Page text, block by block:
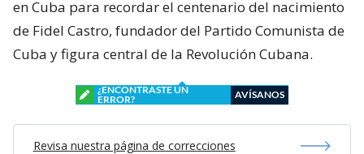
en Cuba para recordar el centenario del nacimiento
de Fidel Castro, fundador del Partido Comunista de
Cuba y figura central de la Revolución Cubana.
¿ENCONTRASTE UN
ERROR?
AVÍSANOS
Revisa nuestra página de correcciones